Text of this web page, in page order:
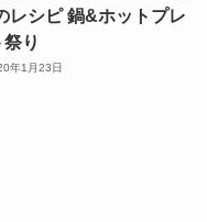
レシピ 鍋&ホットプレ
り
年1月23日